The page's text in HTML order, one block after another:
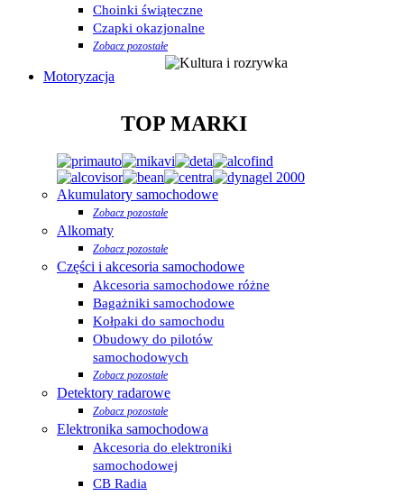
Choinki świąteczne
Czapki okazjonalne
Zobacz pozostałe
Motoryzacja
TOP MARKI
Akumulatory samochodowe
Zobacz pozostałe
Alkomaty
Zobacz pozostałe
Części i akcesoria samochodowe
Akcesoria samochodowe różne
Bagażniki samochodowe
Kołpaki do samochodu
Obudowy do pilotów
samochodowych
Zobacz pozostałe
Detektory radarowe
Zobacz pozostałe
Elektronika samochodowa
Akcesoria do elektroniki
samochodowej
CB Radia